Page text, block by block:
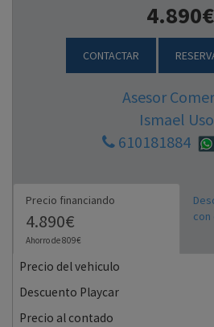
4.890€
CONTACTAR
Asesor
Ismael
610181884
Precio financiando
4.890€
Ahorro de 809€
con
Precio del vehiculo
Descuento Playcar
Precio al contado